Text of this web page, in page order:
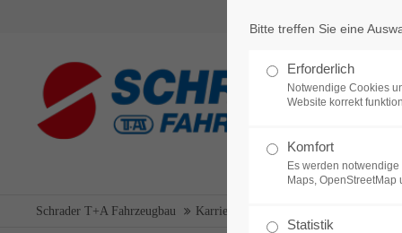
Benutzername Lorem ipsum dolor sit amet:
24h
Schrader T+A Fahrzeugbau Karriere by Schrader
Bitte treffen Sie eine
Erforderlich
Notwendige Cookies
Website korrekt
Komfort
Es werden
Maps,
Statistik